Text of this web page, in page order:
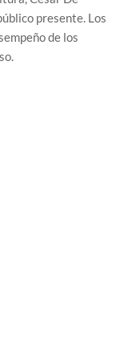
presente. Los
de los